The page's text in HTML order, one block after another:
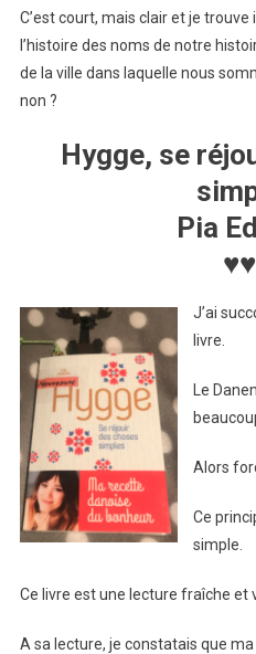
C’est court, mais clair et je
l’histoire des noms de notre
de la ville dans laquelle nous
non ?
Hygge, se
Pia
J’ai
livre.
Le
Alors
Ce
simple.
Ce livre est une lecture fraîche et
A sa lecture, je constatais que